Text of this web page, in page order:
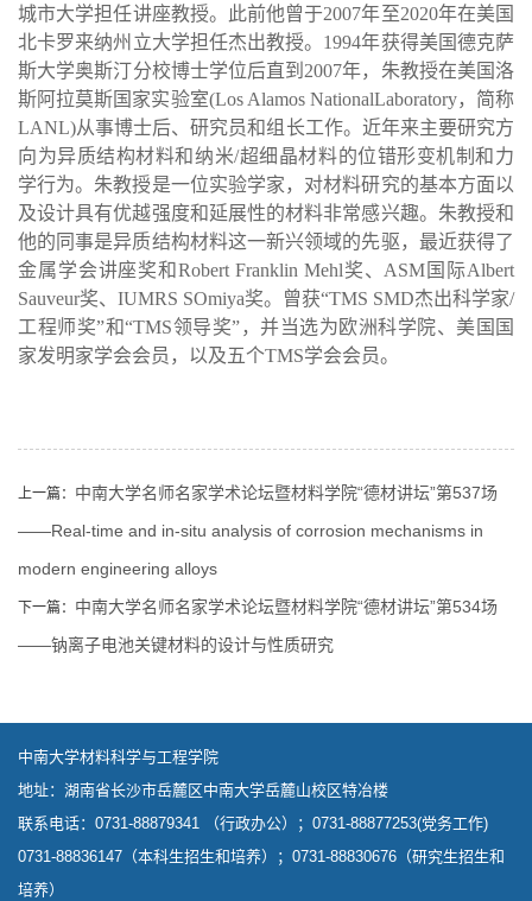
城市大学担任讲座教授。此前他曾于2007年至2020年在美国
北卡罗来纳州立大学担任杰出教授。 1994年获得美国德克萨
斯大学奥斯汀分校博士学位后直到 2007年，朱教授在美国洛
斯阿拉莫斯国家实验室(Los Alamos NationalLaboratory，简称
LANL)从事博士后、研究员和组长工作。近年来主要研究方
向为异质结构材料和纳米/超细晶材料的位错形变机制和力
学行为。朱教授是一位实验学家，对材料研究的基本方面以
及设计具有优越强度和延展性的材料非常感兴趣。朱教授和
他的同事是异质结构材料这一新兴领域的先驱，最近获得了
金属学会讲座奖和Robert Franklin Mehl奖、 ASM 国际Albert
Sauveur奖、 IUMRS SOmiya奖。曾获“TMS SMD杰出科学家/
工程师奖”和“TMS领导奖”，并当选为欧洲科学院、美国国
家发明家学会会员，以及五个TMS学会会员。
上一篇： 中南大学名师名家学术论坛暨材料学院“德材讲坛”第537场
——Real-time and in-situ analysis of corrosion mechanisms in
modern engineering alloys
下一篇： 中南大学名师名家学术论坛暨材料学院“德材讲坛”第534场
——钠离子电池关键材料的设计与性质研究
中南大学材料科学与工程学院
地址：湖南省长沙市岳麓区中南大学岳麓山校区特冶楼
联系电话：0731-88879341 （行政办公）；0731-88877253(党务工作)
0731-88836147（本科生招生和培养）；0731-88830676（研究生招生和
培养）